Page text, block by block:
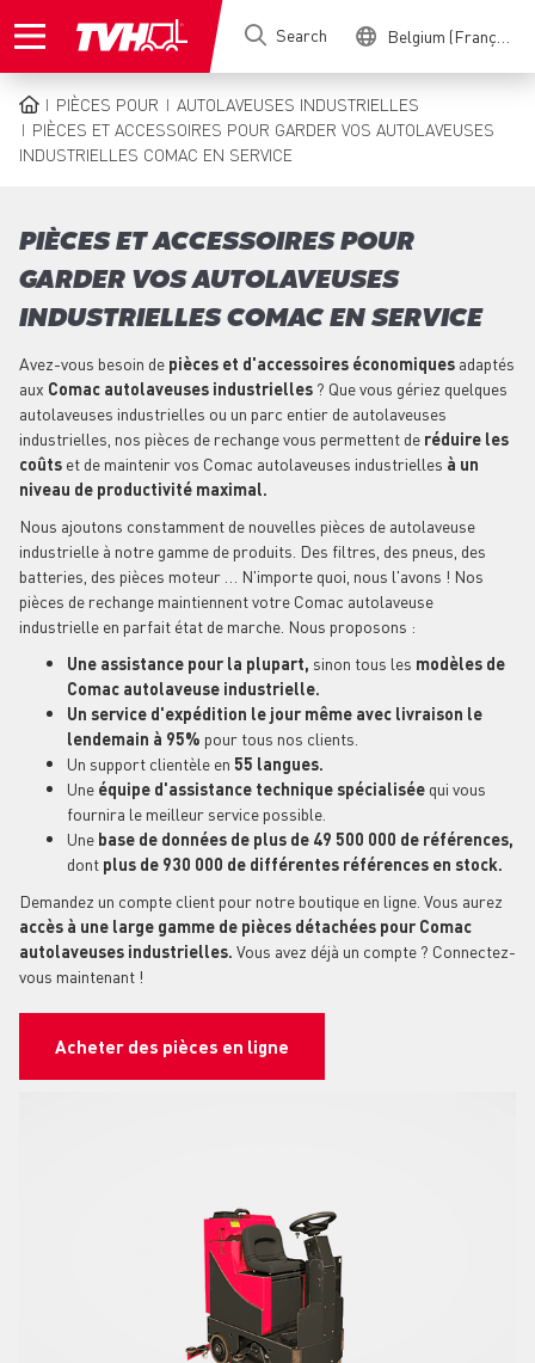
to
Search Belgium (Français)
BREADCRUMB
PIÈCES POUR
AUTOLAVEUSES INDUSTRIELLES
PIÈCES ET ACCESSOIRES POUR GARDER VOS AUTOLAVEUSES
INDUSTRIELLES COMAC EN SERVICE
PIÈCES ET ACCESSOIRES POUR
GARDER VOS AUTOLAVEUSES
INDUSTRIELLES COMAC EN SERVICE
Avez-vous besoin de pièces et d'accessoires économiques adaptés
aux Comac autolaveuses industrielles ? Que vous gériez quelques
autolaveuses industrielles ou un parc entier de autolaveuses
industrielles, nos pièces de rechange vous permettent de réduire les
coûts et de maintenir vos Comac autolaveuses industrielles à un
niveau de productivité maximal.
Nous ajoutons constamment de nouvelles pièces de autolaveuse
industrielle à notre gamme de produits. Des filtres, des pneus, des
batteries, des pièces moteur … N'importe quoi, nous l'avons ! Nos
pièces de rechange maintiennent votre Comac autolaveuse
industrielle en parfait état de marche. Nous proposons :
Une assistance pour la plupart, sinon tous les modèles de
Comac autolaveuse industrielle.
Un service d'expédition le jour même avec livraison le
lendemain à 95% pour tous nos clients.
Un support clientèle en 55 langues.
Une équipe d'assistance technique spécialisée qui vous
fournira le meilleur service possible.
Une base de données de plus de 49 500 000 de références,
dont plus de 930 000 de différentes références en stock.
Demandez un compte client pour notre boutique en ligne. Vous aurez
accès à une large gamme de pièces détachées pour Comac
autolaveuses industrielles. Vous avez déjà un compte ? Connectez-
vous maintenant !
Acheter des pièces en ligne